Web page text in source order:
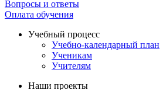
Вопросы и ответы
Оплата обучения
Учебный процесс
Учебно-календарный план
Ученикам
Учителям
Наши проекты